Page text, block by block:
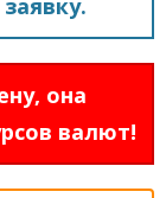
она
валют!